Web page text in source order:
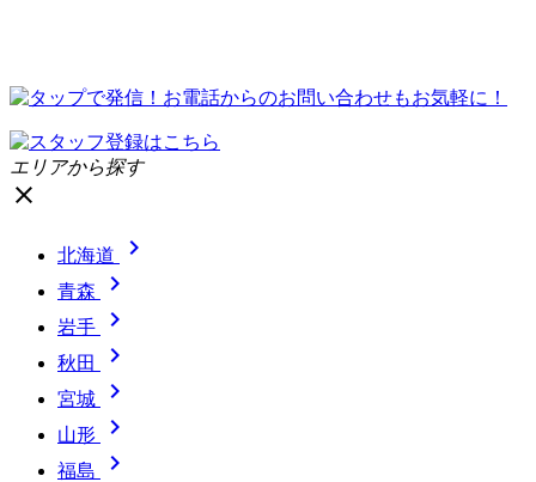
エリアから探す
close
北海道 
青森 
岩手 
秋田 
宮城 
山形 
福島 